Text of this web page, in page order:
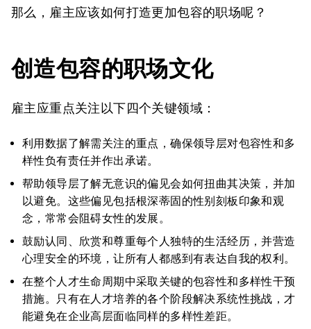
那么，雇主应该如何打造更加包容的职场呢？
创造包容的职场文化
雇主应重点关注以下四个关键领域：
利用数据了解需关注的重点，确保领导层对包容性和多
样性负有责任并作出承诺。
帮助领导层了解无意识的偏见会如何扭曲其决策，并加
以避免。这些偏见包括根深蒂固的性别刻板印象和观
念，常常会阻碍女性的发展。
鼓励认同、欣赏和尊重每个人独特的生活经历，并营造
心理安全的环境，让所有人都感到有表达自我的权利。
在整个人才生命周期中采取关键的包容性和多样性干预
措施。只有在人才培养的各个阶段解决系统性挑战，才
能避免在企业高层面临同样的多样性差距。